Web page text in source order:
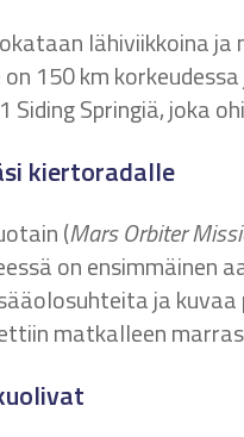
lähiviikkoina ja
150 km
Siding Springiä, joka
kiertoradalle
(Mars Orbiter
on
ja
matkalleen